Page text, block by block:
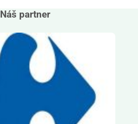
Náš partner